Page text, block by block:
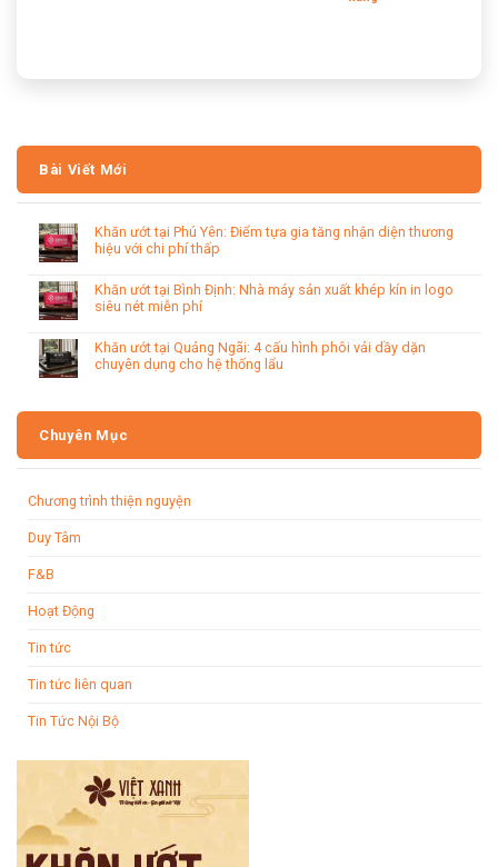
Bài Viết Mới
Khăn ướt tại Phú Yên: Điểm tựa gia tăng nhận diện thương
hiệu với chi phí thấp
Khăn ướt tại Bình Định: Nhà máy sản xuất khép kín in logo
siêu nét miễn phí
Khăn ướt tại Quảng Ngãi: 4 cấu hình phôi vải dầy dặn
chuyên dụng cho hệ thống lẩu
Chuyên Mục
Chương trình thiện nguyện
Duy Tâm
F&B
Hoạt Động
Tin tức
Tin tức liên quan
Tin Tức Nội Bộ